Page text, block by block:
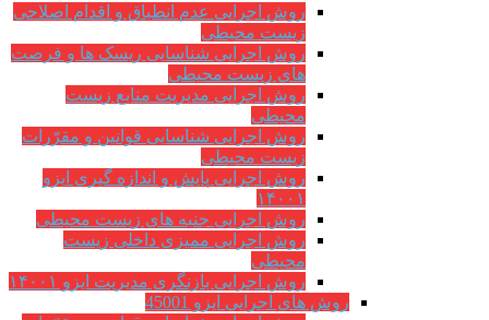
روش اجرایی عدم انطباق و اقدام اصلاحی
زیست محیطی
روش اجرایی شناسایی ریسک ها و فرصت
های زیست محیطی
روش اجرایی مدیریت منابع زیست
محیطی
روش اجرایی شناسایی قوانین و مقرّرات
زیست محیطی
روش اجرایی پایش و اندازه گیری ایزو
۱۴۰۰۱
روش اجرایی جنبه های زیست محیطی
روش اجرایی ممیزی داخلی زیست
محیطی
روش اجرایی بازنگری مدیریت ایزو ۱۴۰۰۱
روش های اجرایی ایزو 45001